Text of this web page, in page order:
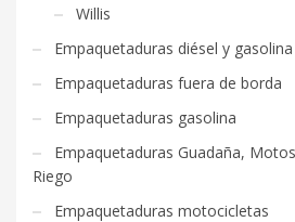
Willis
Empaquetaduras diésel y gasolina
Empaquetaduras fuera de borda
Empaquetaduras gasolina
Empaquetaduras Guadaña,
Riego
Empaquetaduras motocicletas